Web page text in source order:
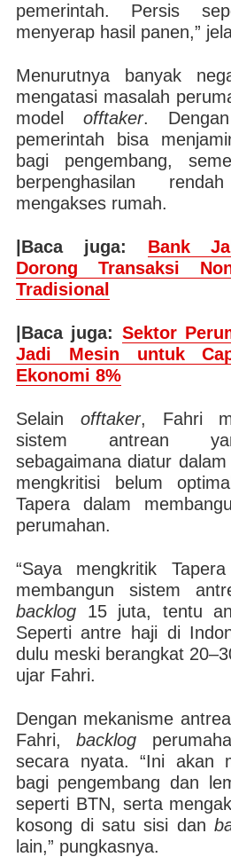
pemerintah. Persis
menyerap hasil panen,”
Menurutnya banyak
mengatasi masalah
model offtaker.
pemerintah bisa
bagi pengembang,
berpenghasilan
mengakses rumah.
|Baca juga: Bank
Dorong Transaksi
Tradisional
|Baca juga: Sektor
Jadi Mesin untuk
Ekonomi 8%
Selain offtaker, Fahri
sistem antrean
sebagaimana diatur
mengkritisi belum
Tapera dalam
perumahan.
“Saya mengkritik
membangun sistem
backlog15 juta, tentu
Seperti antre haji di
dulu meski berangkat
ujar Fahri.
Dengan mekanisme
Fahri,backlog
secara nyata. “Ini akan
bagi pengembang dan
seperti BTN, serta
kosong di satu sisi dan
lain,” pungkasnya.